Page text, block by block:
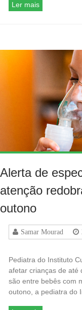
Ler mais
Alerta de
atenção
outono
Samar Mourad
Pediatra do Instituto
afetar crianças de até
são entre bebês com
outono, a pediatra do